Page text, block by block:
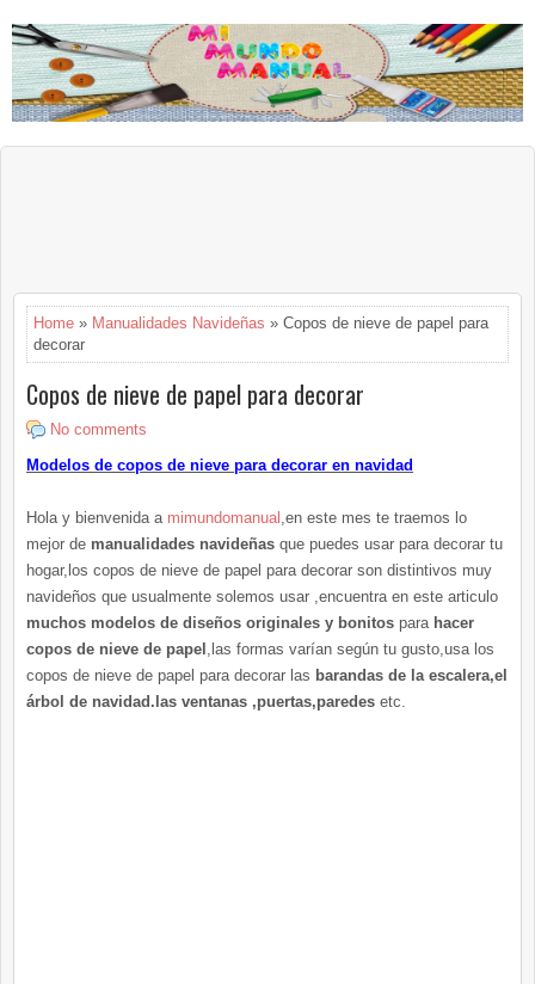
Home » Manualidades Navideñas » Copos de nieve de papel para
decorar
Copos de nieve de papel para decorar
No comments
Modelos de copos de nieve para decorar en navidad
Hola y bienvenida a mimundomanual ,en este mes te traemos lo
mejor de manualidades navideñas que puedes usar para decorar tu
hogar,los copos de nieve de papel para decorar son distintivos muy
navideños que usualmente solemos usar ,encuentra en este articulo
muchos modelos de diseños originales y bonitos para hacer
copos de nieve de papel ,las formas varían según tu gusto,usa los
copos de nieve de papel para decorar las barandas de la escalera,el
árbol de navidad.las ventanas ,puertas,paredes etc.